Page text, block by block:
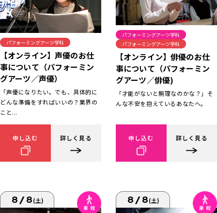
パフォーミングアーツ学科
【オンライン】声優のお仕
事について（パフォーミン
グアーツ／声優）
「声優になりたい。でも、具体的に
どんな準備をすればいいの？業界の
こと...
申し込む 詳しく見る
パフォーミングアーツ学科
パフォーミングアーツ学科
【オンライン】俳優のお仕
事について（パフォーミン
グアーツ／俳優)
「才能がないと無理なのかな？」そ
んな不安を抱えているあなたへ。
申し込む 詳しく見る
8/8(土) 8/8(土)